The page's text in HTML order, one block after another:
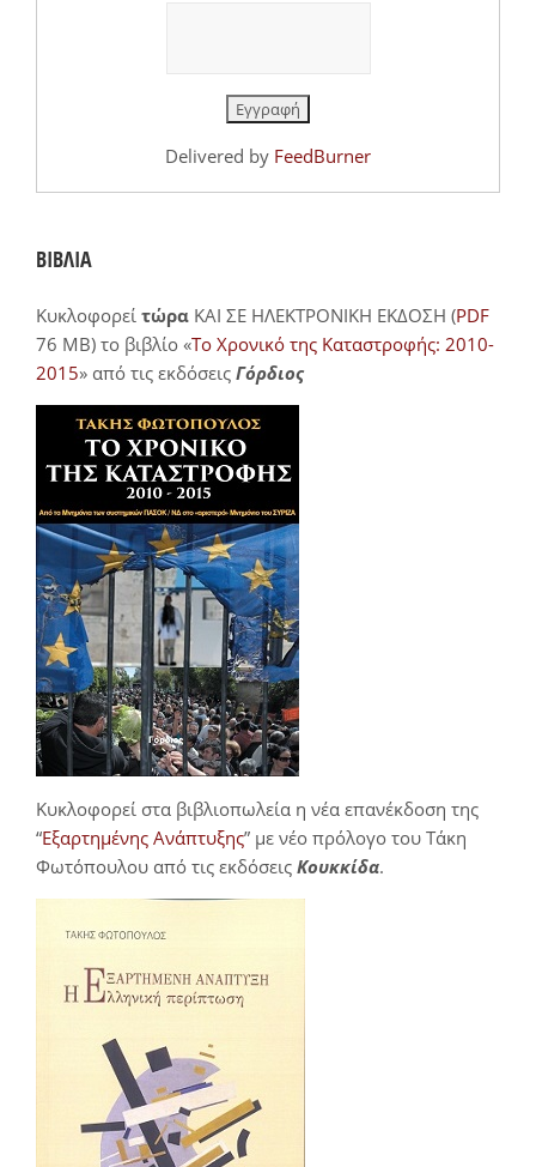
Delivered by FeedBurner
ΒΙΒΛΙΑ
Κυκλοφορεί τώρα ΚΑΙ ΣΕ ΗΛΕΚΤΡΟΝΙΚΗ ΕΚΔΟΣΗ (PDF
76 MB) το βιβλίο «Το Χρονικό της Καταστροφής: 2010-
2015» από τις εκδόσεις Γόρδιος
Κυκλοφορεί στα βιβλιοπωλεία η νέα επανέκδοση της
“Εξαρτημένης Ανάπτυξης” με νέο πρόλογο του Τάκη
Φωτόπουλου από τις εκδόσεις Κουκκίδα.